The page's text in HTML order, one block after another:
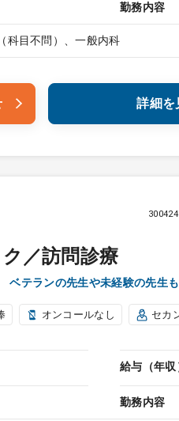
勤務内容
科目不問）、一般内科
詳細を
／訪問診療
テランの先生や未経験の先生
オンコールなし セカ
給与（年収
勤務内容